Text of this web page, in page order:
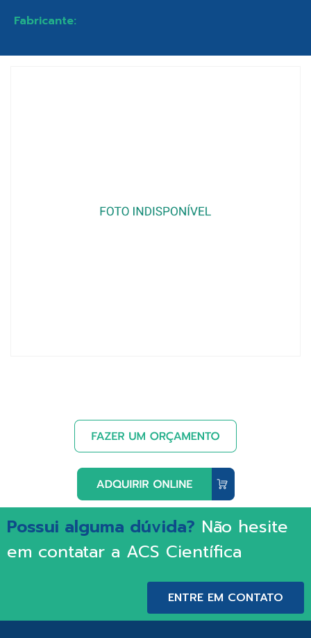
Fabricante:
Possui alguma dúvida? Não hesite
em contatar a ACS Científica
ENTRE EM CONTATO